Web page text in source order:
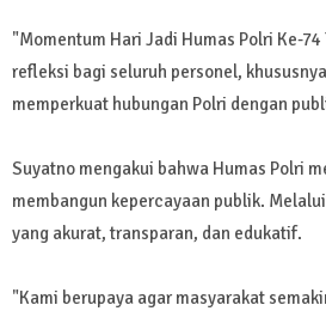
"Momentum Hari Jadi Humas Polri Ke-
refleksi bagi seluruh personel,
memperkuat hubungan Polri dengan
Suyatno mengakui bahwa Humas Polri
membangun kepercayaan publik.
yang akurat, transparan, dan edukatif.
"Kami berupaya agar masyarakat